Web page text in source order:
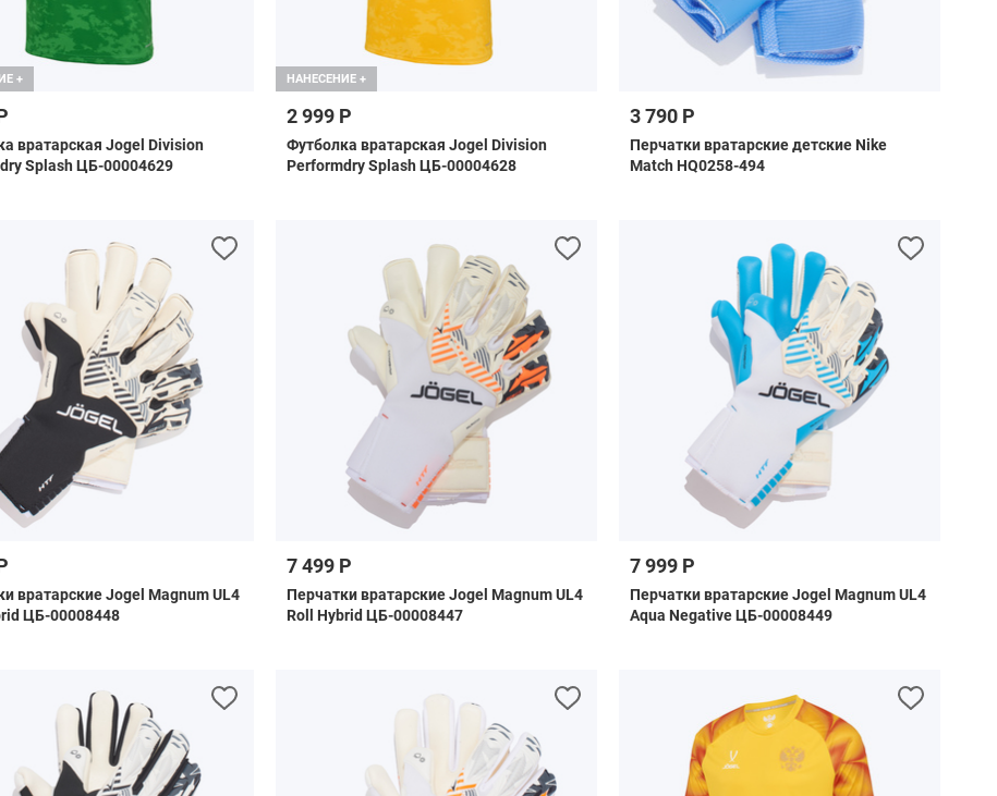
+
вратарская Jogel Division
Splash ЦБ-00004629
НАНЕСЕНИЕ +
2 999 Р
Футболка вратарская Jogel Division
Performdry Splash ЦБ-00004628
3 790 Р
Перчатки вратарские детские Nike
Match HQ0258-494
вратарские Jogel Magnum UL4
ЦБ-00008448
7 499 Р
Перчатки вратарские Jogel Magnum UL4
Roll Hybrid ЦБ-00008447
7 999 Р
Перчатки вратарские Jogel Magnum UL4
Aqua Negative ЦБ-00008449